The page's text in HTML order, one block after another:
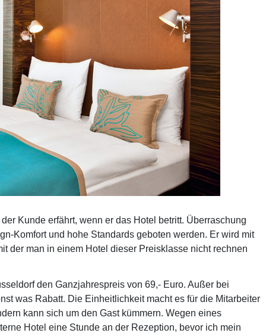
Kunde erfährt, wenn er das Hotel betritt. Überraschung
Komfort und hohe Standards geboten werden. Er wird mit
der man in einem Hotel dieser Preisklasse nicht rechnen
den Ganzjahrespreis von 69,- Euro. Außer bei
was Rabatt. Die Einheitlichkeit macht es für die Mitarbeiter
kann sich um den Gast kümmern. Wegen eines
Hotel eine Stunde an der Rezeption, bevor ich mein